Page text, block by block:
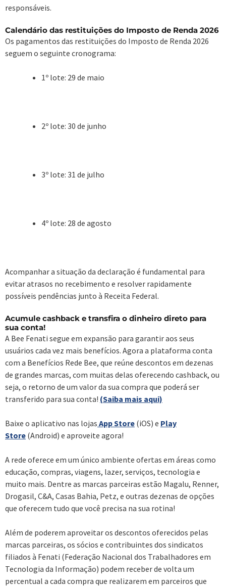
responsáveis.
Calendário das restituições do Imposto de Renda 2026
Os pagamentos das restituições do Imposto de Renda 2026
seguem o seguinte cronograma:
1º lote: 29 de maio
2º lote: 30 de junho
3º lote: 31 de julho
4º lote: 28 de agosto
Acompanhar a situação da declaração é fundamental para
evitar atrasos no recebimento e resolver rapidamente
possíveis pendências junto à Receita Federal.
Acumule cashback e transfira o dinheiro direto para
sua conta!
A Bee Fenati segue em expansão para garantir aos seus
usuários cada vez mais benefícios. Agora a plataforma conta
com a Benefícios Rede Bee, que reúne descontos em dezenas
de grandes marcas, com muitas delas oferecendo cashback, ou
seja, o retorno de um valor da sua compra que poderá ser
transferido para sua conta! (Saiba mais aqui)
Baixe o aplicativo nas lojas App Store (iOS) e Play
Store (Android) e aproveite agora!
A rede oferece em um único ambiente ofertas em áreas como
educação, compras, viagens, lazer, serviços, tecnologia e
muito mais. Dentre as marcas parceiras estão Magalu, Renner,
Drogasil, C&A, Casas Bahia, Petz, e outras dezenas de opções
que oferecem tudo que você precisa na sua rotina!
Além de poderem aproveitar os descontos oferecidos pelas
marcas parceiras, os sócios e contribuintes dos sindicatos
filiados à Fenati (Federação Nacional dos Trabalhadores em
Tecnologia da Informação) podem receber de volta um
percentual a cada compra que realizarem em parceiros que